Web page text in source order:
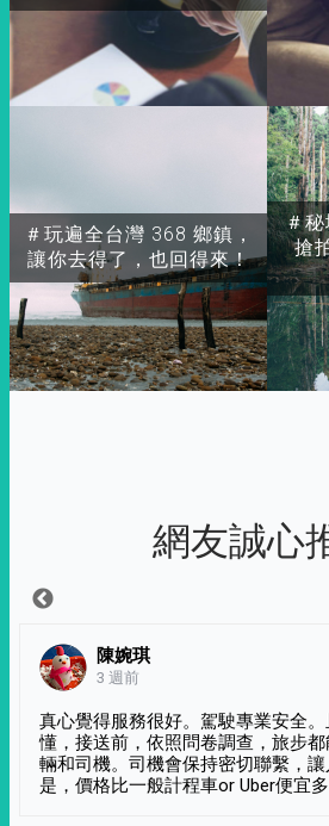
＃玩遍全台灣 368 鄉鎮，
讓你去得了，也回得來！
＃
搶
網友誠心
陳婉琪
3 週前
真心覺得服務很好。駕駛專業安全
懂，接送前，依照問卷調查，旅步
輛和司機。司機會保持密切聯繫，
是，價格比一般計程車or Uber便宜